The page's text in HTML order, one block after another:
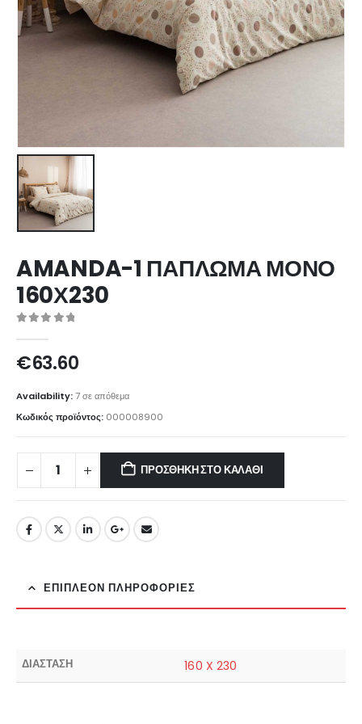
AMANDA-1 ΠΑΠΛΩΜΑ ΜΟΝΟ
160Χ230
€63.60
Availability:7 σε απόθεμα
Κωδικός προϊόντος: 000008900
ΠΡΟΣΘΉΚΗ ΣΤΟ ΚΑΛΆΘΙ
ΕΠΙΠΛΈΟΝ ΠΛΗΡΟΦΟΡΊΕΣ
ΔΙΑΣΤΑΣΗ 160 X 230